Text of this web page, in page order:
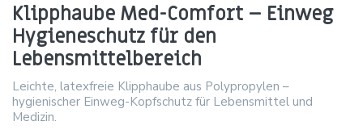
Klipphaube Med-Comfort – Einweg
Hygieneschutz für den
Lebensmittelbereich
Leichte, latexfreie Klipphaube aus Polypropylen –
hygienischer Einweg-Kopfschutz für Lebensmittel und
Medizin.